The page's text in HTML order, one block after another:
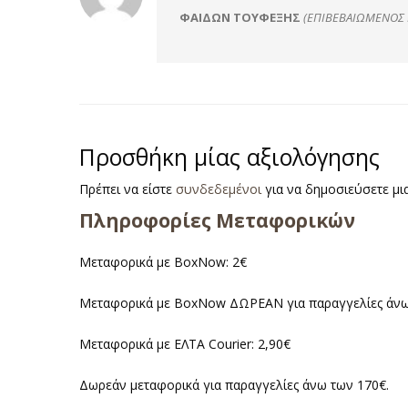
5ΦΑΙΔΩΝ ΤΟΥΦΕΞΗΣ (ΕΠΙΒΕΒΑΙΩΜΈΝΟΣ
Προσθήκη μίας αξιολόγησης
Πρέπει να είστε συνδεδεμένοιγια να δημοσιεύσετε
Πληροφορίες Μεταφορικών
Μεταφορικά με BoxNow: 2€
Μεταφορικά με BoxNow ΔΩΡΕΑΝ για παραγγελίες
Μεταφορικά με ΕΛΤΑ Courier: 2,90€
Δωρεάν μεταφορικά για παραγγελίες άνω των 170€.